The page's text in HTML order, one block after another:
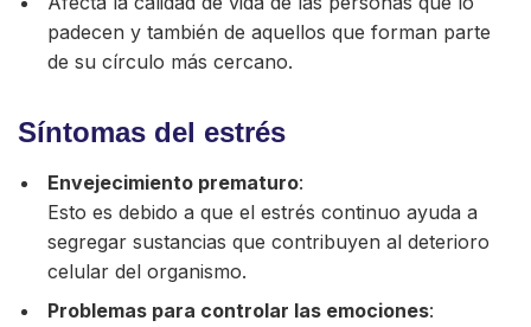
padecen y también de aquellos que forman parte
de su círculo más cercano.
Síntomas del estrés
Envejecimiento prematuro:
Esto es debido a que el estrés continuo ayuda a
segregar sustancias que contribuyen al deterioro
celular del organismo.
Problemas para controlar las emociones: